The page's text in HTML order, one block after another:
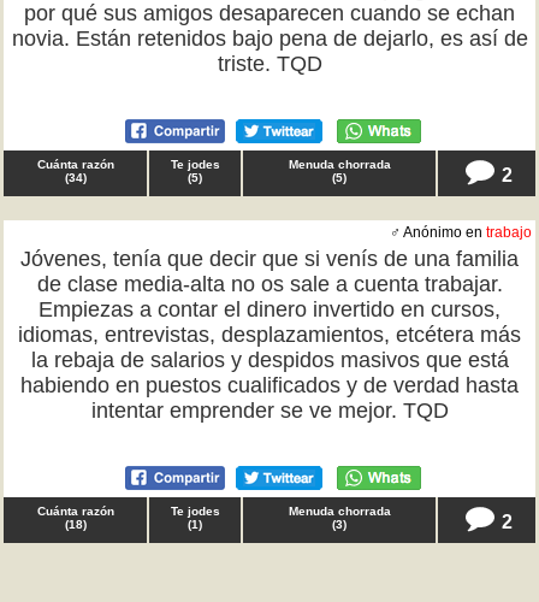
por qué sus amigos desaparecen cuando se echan
novia. Están retenidos bajo pena de dejarlo, es así de
triste. TQD
Cuánta razón
(34)
Te jodes
(5)
Menuda chorrada
(5) 2
♂ Anónimo en trabajo
Jóvenes, tenía que decir que si venís de una familia
de clase media-alta no os sale a cuenta trabajar.
Empiezas a contar el dinero invertido en cursos,
idiomas, entrevistas, desplazamientos, etcétera más
la rebaja de salarios y despidos masivos que está
habiendo en puestos cualificados y de verdad hasta
intentar emprender se ve mejor. TQD
Cuánta razón
(18)
Te jodes
(1)
Menuda chorrada
(3) 2